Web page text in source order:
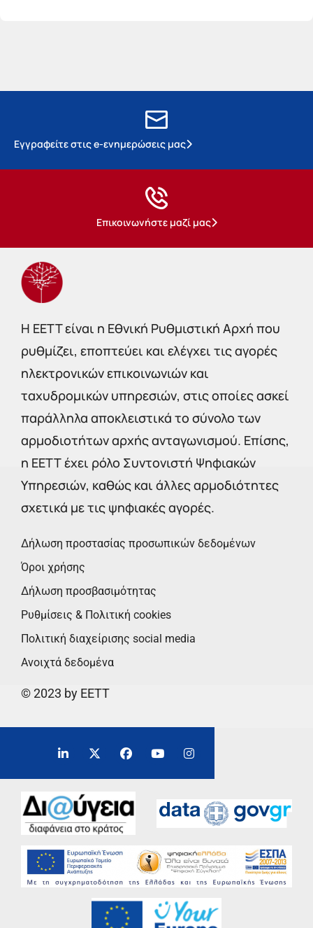
Εγγραφείτε στις e-ενημερώσεις μας
Επικοινωνήστε μαζί μας
Η EETT είναι η Εθνική Ρυθμιστική Αρχή που
ρυθμίζει, εποπτεύει και ελέγχει τις αγορές
ηλεκτρονικών επικοινωνιών και
ταχυδρομικών υπηρεσιών, στις οποίες ασκεί
παράλληλα αποκλειστικά το σύνολο των
αρμοδιοτήτων αρχής ανταγωνισμού. Επίσης,
η ΕΕΤΤ έχει ρόλο Συντονιστή Ψηφιακών
Υπηρεσιών, καθώς και άλλες αρμοδιότητες
σχετικά με τις ψηφιακές αγορές.
Δήλωση προστασίας προσωπικών δεδομένων
Όροι χρήσης
Δήλωση προσβασιμότητας
Ρυθμίσεις & Πολιτική cookies
Πολιτική διαχείρισης social media
Ανοιχτά δεδομένα
© 2023 by EETT